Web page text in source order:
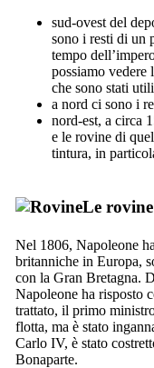
sud-ovest del
sono i resti di un
tempo
possiamo vedere
che sono stati
a nord ci sono i
nord-est, a circa
e le rovine di
tintura, in
Le
Nel 1806, Napoleone
britanniche in Europa,
con la Gran Bretagna.
Napoleone ha risposto
trattato, il primo
flotta, ma è stato
Carlo IV, è stato
Bonaparte.